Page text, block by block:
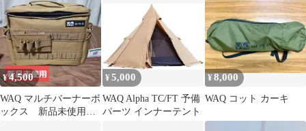
¥4,500
WAQ マルチバーナーボ
ックス 新品未使用
¥5,000
WAQ Alpha TC/FT 予備
パーツ インナーテント
¥8,000
WAQ コット カーキ